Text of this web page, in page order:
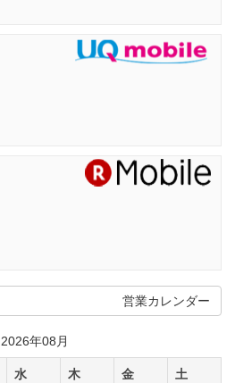
営業カレンダー
2026年08月
水 木 金 土